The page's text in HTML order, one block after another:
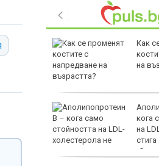
е
за
Как
на
кога
на
стига
сърдечносъдовия риск?